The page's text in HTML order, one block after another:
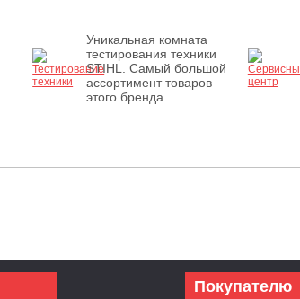
Уникальная комната
тестирования техники
STIHL. Самый большой
ассортимент товаров
этого бренда.
Покупателю